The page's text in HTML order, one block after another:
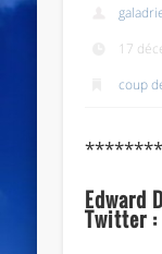
17
coup
Edward
Twitter :